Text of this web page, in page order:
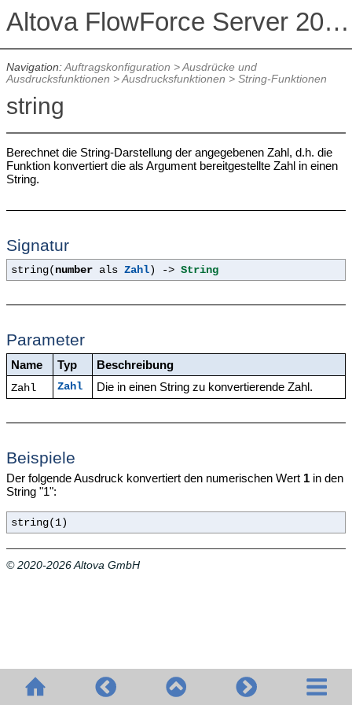
Altova FlowForce Server 2026 Advanced Edition
Navigation:Auftragskonfiguration >Ausdrücke und
Ausdrucksfunktionen >Ausdrucksfunktionen > String-Funktionen
string
Berechnet die String-Darstellung der angegebenen Zahl, d.h. die
Funktion konvertiert die als Argument bereitgestellte Zahl in einen
String.
Signatur
string( number alsZahl) ->String
Parameter
Name Typ Beschreibung
Zahl Zahl Die in einen String zu konvertierende Zahl.
Beispiele
Der folgende Ausdruck konvertiert den numerischen Wert 1in den
String "1":
string(1)
© 2020-2026 Altova GmbH